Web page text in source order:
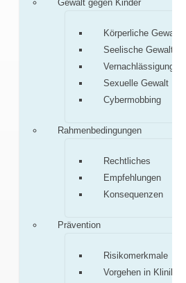
Gewalt gegen Kinder
Körperliche Gewalt
Seelische Gewalt
Vernachlässigung
Sexuelle Gewalt
Cybermobbing
Rahmenbedingungen
Rechtliches
Empfehlungen
Konsequenzen
Prävention
Risikomerkmale
Vorgehen in Klinik/